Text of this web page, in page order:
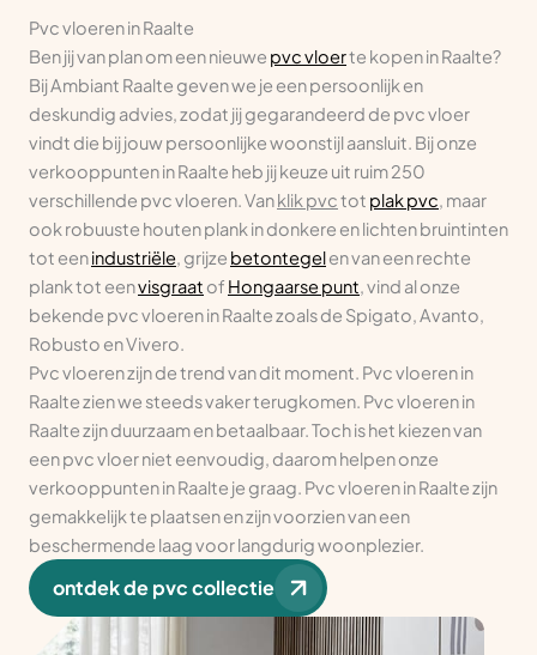
Pvc vloeren in Raalte
Ben jij van plan om een nieuwe pvc vloerte kopen in Raalte?
Bij Ambiant Raalte geven we je een persoonlijk en
deskundig advies, zodat jij gegarandeerd de pvc vloer
vindt die bij jouw persoonlijke woonstijl aansluit. Bij onze
verkooppunten in Raalte heb jij keuze uit ruim 250
verschillende pvc vloeren. Vanklik pvctot plak pvc, maar
ook robuuste houten plank in donkere en lichten bruintinten
tot eenindustriële, grijze betontegelen van een rechte
plank tot eenvisgraat of Hongaarse punt, vind al onze
bekende pvc vloeren in Raalte zoals de Spigato, Avanto,
Robusto en Vivero.
Pvc vloeren zijn de trend van dit moment. Pvc vloeren in
Raalte zien we steeds vaker terugkomen. Pvc vloeren in
Raalte zijn duurzaam en betaalbaar. Toch is het kiezen van
een pvc vloer niet eenvoudig, daarom helpen onze
verkooppunten in Raalte je graag. Pvc vloeren in Raalte zijn
gemakkelijk te plaatsen en zijn voorzien van een
beschermende laag voor langdurig woonplezier.
ontdek de pvc collectie